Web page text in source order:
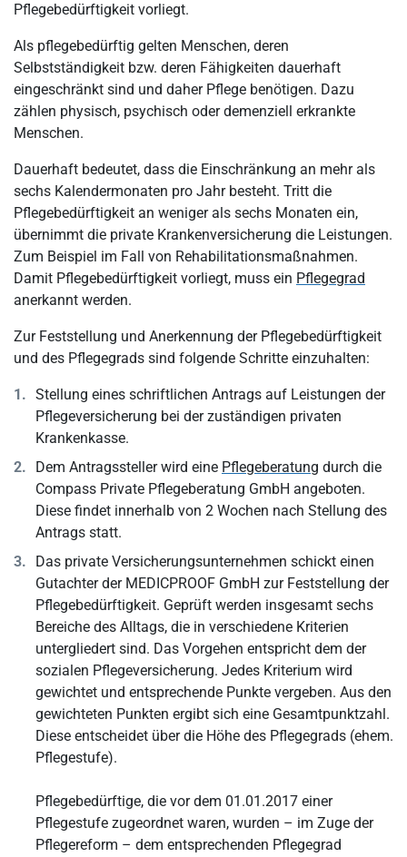
Pflegebedürftigkeit vorliegt.
Als pflegebedürftig gelten Menschen, deren
Selbstständigkeit bzw. deren Fähigkeiten dauerhaft
eingeschränkt sind und daher Pflege benötigen. Dazu
zählen physisch, psychisch oder demenziell erkrankte
Menschen.
Dauerhaft bedeutet, dass die Einschränkung an mehr als
sechs Kalendermonaten pro Jahr besteht. Tritt die
Pflegebedürftigkeit an weniger als sechs Monaten ein,
übernimmt die private Krankenversicherung die Leistungen.
Zum Beispiel im Fall von Rehabilitationsmaßnahmen.
Damit Pflegebedürftigkeit vorliegt, muss ein Pflegegrad
anerkannt werden.
Zur Feststellung und Anerkennung der Pflegebedürftigkeit
und des Pflegegrads sind folgende Schritte einzuhalten:
Stellung eines schriftlichen Antrags auf Leistungen der
Pflegeversicherung bei der zuständigen privaten
Krankenkasse.
Dem Antragssteller wird eine Pflegeberatung durch die
Compass Private Pflegeberatung GmbH angeboten.
Diese findet innerhalb von 2 Wochen nach Stellung des
Antrags statt.
Das private Versicherungsunternehmen schickt einen
Gutachter der MEDICPROOF GmbH zur Feststellung der
Pflegebedürftigkeit. Geprüft werden insgesamt sechs
Bereiche des Alltags, die in verschiedene Kriterien
untergliedert sind. Das Vorgehen entspricht dem der
sozialen Pflegeversicherung. Jedes Kriterium wird
gewichtet und entsprechende Punkte vergeben. Aus den
gewichteten Punkten ergibt sich eine Gesamtpunktzahl.
Diese entscheidet über die Höhe des Pflegegrads (ehem.
Pflegestufe).
Pflegebedürftige, die vor dem 01.01.2017 einer
Pflegestufe zugeordnet waren, wurden – im Zuge der
Pflegereform – dem entsprechenden Pflegegrad